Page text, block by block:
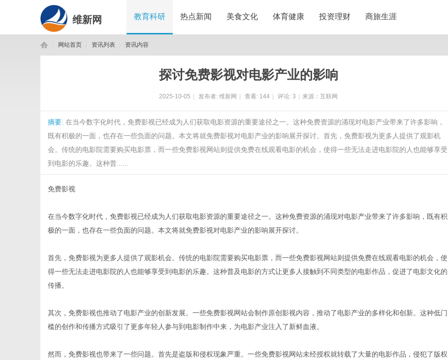
维新网 教育科研 热点新闻 美食文化 体育健康 投资理财 商旅生涯
网站首页 资讯列表 资讯内容
探讨免费影视对电影产业的影响
2025-10-05 发布者: 维新网 查看: 144 评论: 3 来源：互联网
摘要: 在当今数字化时代，免费影视已经成为人们获取电影资源的重要途径之一。这种免费资源的涌现对电影产业带来了许多影响，
既有积极的一面，也存在一些负面的问题。本文将就免费影视对电影产业的影响展开探讨。首先，免费影视为更多人提供了观影机
会。传统的电影院需要购买电影票，而一些免费影视网站则提供免费在线观看电影的机会，使得一些无法走进电影院的人也能够享受
到电影的乐趣。这种普......
免费影视
在当今数字化时代，免费影视已经成为人们获取电影资源的重要途径之一。这种免费资源的涌现对电影产业带来了许多影响，既有积
极的一面，也存在一些负面的问题。本文将就免费影视对电影产业的影响展开探讨。
首先，免费影视为更多人提供了观影机会。传统的电影院需要购买电影票，而一些免费影视网站则提供免费在线观看电影的机会，使
得一些无法走进电影院的人也能够享受到电影的乐趣。这种普及电影的方式让更多人接触到不同类型的电影作品，促进了电影文化的
传播。
其次，免费影视也推动了电影产业的创新发展。一些免费影视网站会制作原创影视内容，推动了电影产业的多样化和创新。这种低门
槛的创作和传播方式吸引了更多年轻人参与到电影制作中来，为电影产业注入了新鲜血液。
然而，免费影视也带来了一些问题。首先是盗版和侵权现象严重。一些免费影视网站未经授权就转载了大量的电影作品，侵犯了版权